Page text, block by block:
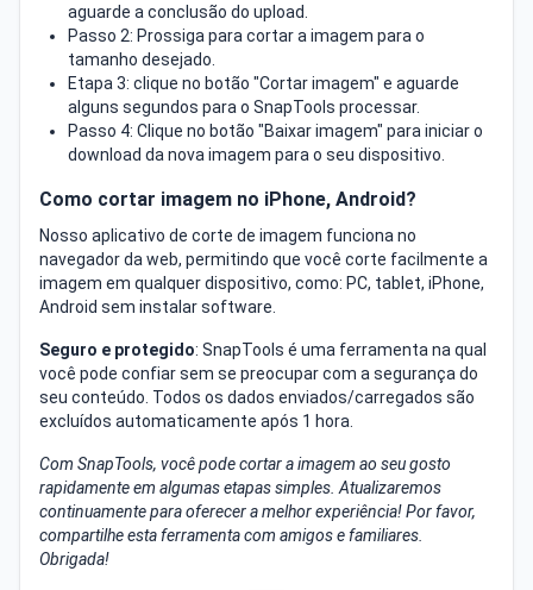
aguarde a conclusão do upload.
Passo 2: Prossiga para cortar a imagem para o
tamanho desejado.
Etapa 3: clique no botão "Cortar imagem" e aguarde
alguns segundos para o SnapTools processar.
Passo 4: Clique no botão "Baixar imagem" para iniciar o
download da nova imagem para o seu dispositivo.
Como cortar imagem no iPhone, Android?
Nosso aplicativo de corte de imagem funciona no
navegador da web, permitindo que você corte facilmente a
imagem em qualquer dispositivo, como: PC, tablet, iPhone,
Android sem instalar software.
Seguro e protegido: SnapTools é uma ferramenta na qual
você pode confiar sem se preocupar com a segurança do
seu conteúdo. Todos os dados enviados/carregados são
excluídos automaticamente após 1 hora.
Com SnapTools, você pode cortar a imagem ao seu gosto
rapidamente em algumas etapas simples. Atualizaremos
continuamente para oferecer a melhor experiência! Por favor,
compartilhe esta ferramenta com amigos e familiares.
Obrigada!